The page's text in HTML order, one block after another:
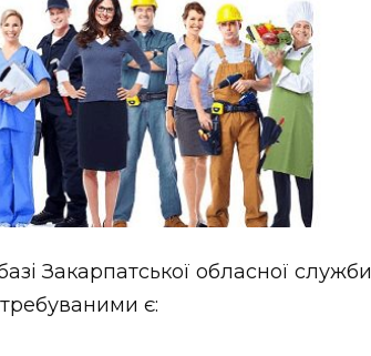
Закарпатської обласної служби
є: